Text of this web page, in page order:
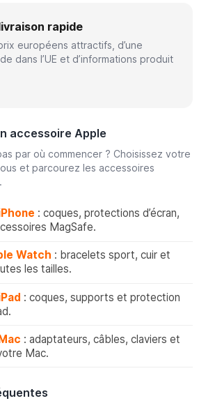
rapide
européens attractifs, d’une
dans l’UE et d’informations produit
accessoire Apple
par où commencer ? Choisissez votre
et parcourez les accessoires
: coques, protections d’écran,
MagSafe.
Watch : bracelets sport, cuir et
les tailles.
: coques, supports et protection
: adaptateurs, câbles, claviers et
Mac.